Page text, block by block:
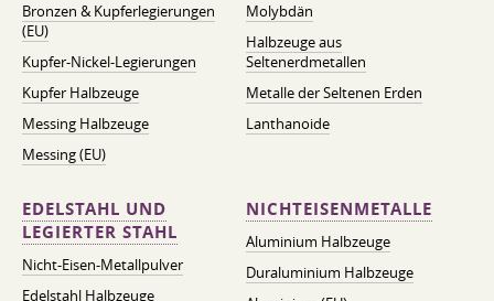
Bronzen & Kupferlegierungen
(EU)
Kupfer-Nickel-Legierungen
Kupfer Halbzeuge
Messing Halbzeuge
Messing (EU)
Molybdän
Halbzeuge aus
Seltenerdmetallen
Metalle der Seltenen Erden
Lanthanoide
EDELSTAHL UND
LEGIERTER STAHL
Nicht-Eisen-Metallpulver
Edelstahl Halbzeuge
NICHTEISENMETALLE
Aluminium Halbzeuge
Duraluminium Halbzeuge